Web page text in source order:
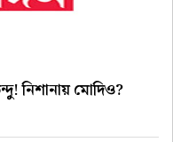
নিশানায় মোদিও?